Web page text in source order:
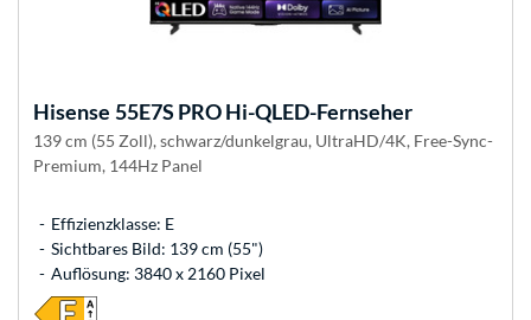
Hisense 55E7S PRO Hi-QLED-Fernseher
139 cm (55 Zoll), schwarz/dunkelgrau, UltraHD/4K, Free-Sync-
Premium, 144Hz Panel
Effizienzklasse: E
Sichtbares Bild: 139 cm (55")
Auflösung: 3840 x 2160 Pixel